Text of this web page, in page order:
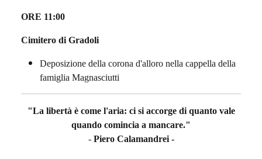
ORE 11:00
Cimitero di Gradoli
Deposizione della corona d'alloro nella cappella della
famiglia Magnasciutti
"La libertà è come l'aria: ci si accorge di quanto vale
quando comincia a mancare."
- Piero Calamandrei -